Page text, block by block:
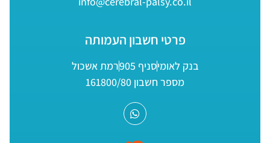
פרטי חשבון העמותה
בנק לאומיסניף 905
רמת אשכול
מספר חשבון 161800/80